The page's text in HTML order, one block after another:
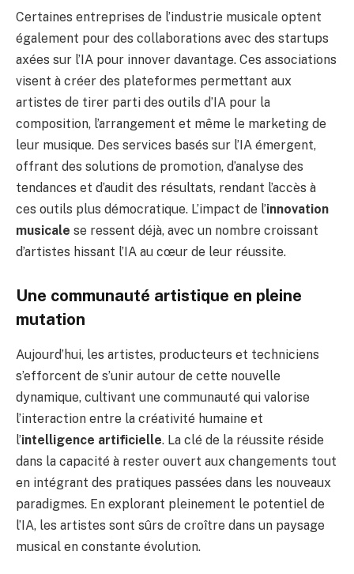
Certaines entreprises de l’industrie musicale optent
également pour des collaborations avec des startups
axées sur l’IA pour innover davantage. Ces associations
visent à créer des plateformes permettant aux
artistes de tirer parti des outils d’IA pour la
composition, l’arrangement et même le marketing de
leur musique. Des services basés sur l’IA émergent,
offrant des solutions de promotion, d’analyse des
tendances et d’audit des résultats, rendant l’accès à
ces outils plus démocratique. L’impact de l’innovation
musicale se ressent déjà, avec un nombre croissant
d’artistes hissant l’IA au cœur de leur réussite.
Une communauté artistique en pleine
mutation
Aujourd’hui, les artistes, producteurs et techniciens
s’efforcent de s’unir autour de cette nouvelle
dynamique, cultivant une communauté qui valorise
l’interaction entre la créativité humaine et
l’intelligence artificielle. La clé de la réussite réside
dans la capacité à rester ouvert aux changements tout
en intégrant des pratiques passées dans les nouveaux
paradigmes. En explorant pleinement le potentiel de
l’IA, les artistes sont sûrs de croître dans un paysage
musical en constante évolution.